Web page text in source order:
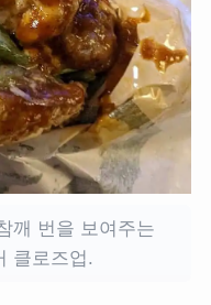
깨 번을 보여주는
클로즈업.